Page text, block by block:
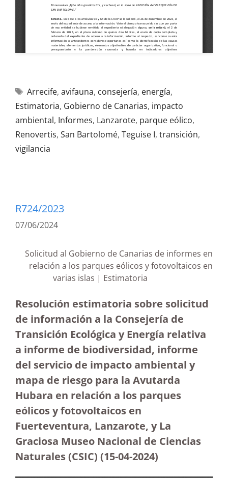
Arrecife, avifauna, consejería, energía,
Estimatoria, Gobierno de Canarias, impacto
ambiental, Informes, Lanzarote, parque eólico,
Renovertis, San Bartolomé, Teguise I, transición,
vigilancia
R724/2023
07/06/2024
Solicitud al Gobierno de Canarias de informes en
relación a los parques eólicos y fotovoltaicos en
varias islas | Estimatoria
Resolución estimatoria sobre solicitud
de información a la Consejería de
Transición Ecológica y Energía relativa
a informe de biodiversidad, informe
del servicio de impacto ambiental y
mapa de riesgo para la Avutarda
Hubara en relación a los parques
eólicos y fotovoltaicos en
Fuerteventura, Lanzarote, y La
Graciosa Museo Nacional de Ciencias
Naturales (CSIC) (15-04-2024)